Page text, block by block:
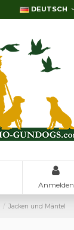
DEUTSCH
Anmelden
Jacken und Mäntel